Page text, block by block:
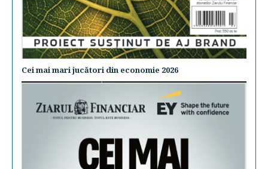
Cei mai mari jucători din economie 2026